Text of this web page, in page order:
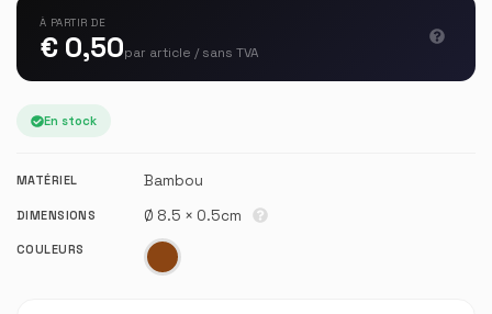
À PARTIR DE
€ 0,50par article / sans TVA
En stock
MATÉRIEL Bambou
DIMENSIONS Ø 8.5 × 0.5cm
COULEURS